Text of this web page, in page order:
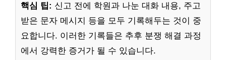
핵심 팁: 신고 전에 학원과 나눈 대화 내용, 주고
받은 문자 메시지 등을 모두 기록해두는 것이 중
요합니다. 이러한 기록들은 추후 분쟁 해결 과정
에서 강력한 증거가 될 수 있습니다.